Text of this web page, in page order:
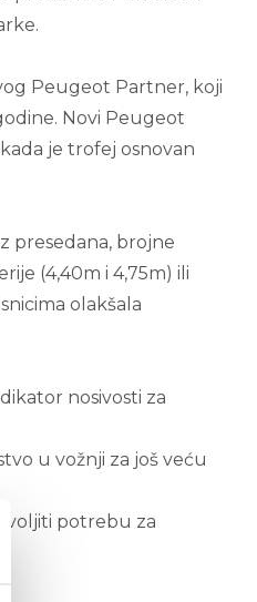
Peugeot Partner, koji
Novi Peugeot
je trofej osnovan
presedana, brojne
(4,40m i 4,75m) ili
olakšala
nosivosti za
u vožnji za još veću
potrebu za